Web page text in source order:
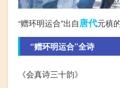
“赠环明运合”出自唐代元稹
“赠环明运合”全诗
《会真诗三十韵》